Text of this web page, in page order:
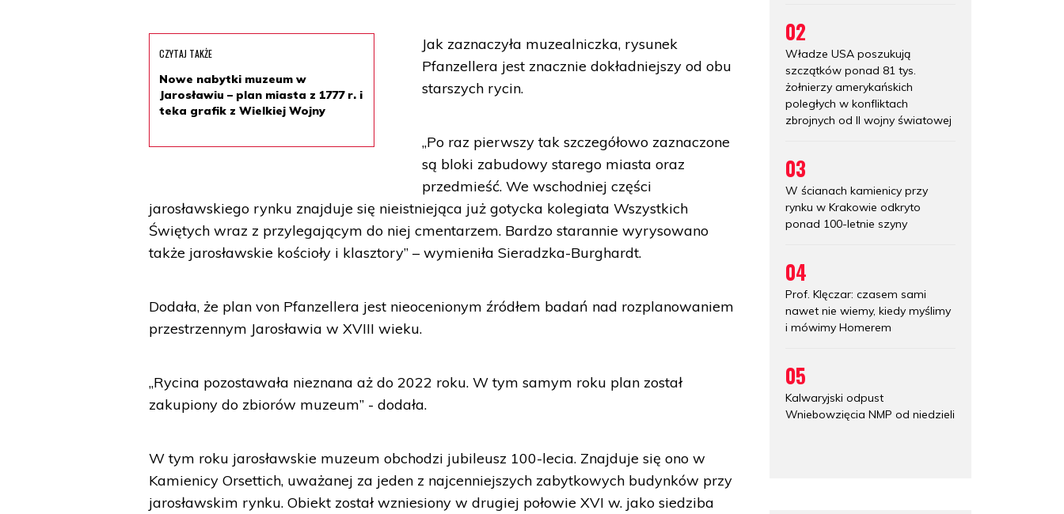
CZYTAJ TAKŻE
Nowe nabytki muzeum w
Jarosławiu – plan miasta z 1777 r. i
teka grafik z Wielkiej Wojny
Jak zaznaczyła muzealniczka, rysunek
Pfanzellera jest znacznie dokładniejszy od obu
starszych rycin.
„Po raz pierwszy tak szczegółowo zaznaczone
są bloki zabudowy starego miasta oraz
przedmieść. We wschodniej części
jarosławskiego rynku znajduje się nieistniejąca już gotycka kolegiata Wszystkich
Świętych wraz z przylegającym do niej cmentarzem. Bardzo starannie wyrysowano
także jarosławskie kościoły i klasztory” – wymieniła Sieradzka-Burghardt.
Dodała, że plan von Pfanzellera jest nieocenionym źródłem badań nad rozplanowaniem
przestrzennym Jarosławia w XVIII wieku.
„Rycina pozostawała nieznana aż do 2022 roku. W tym samym roku plan został
zakupiony do zbiorów muzeum” - dodała.
W tym roku jarosławskie muzeum obchodzi jubileusz 100-lecia. Znajduje się ono w
Kamienicy Orsettich, uważanej za jeden z najcenniejszych zabytkowych budynków przy
jarosławskim rynku. Obiekt został wzniesiony w drugiej połowie XVI w. jako siedziba
02
Władze USA poszukują
szczątków ponad 81 tys.
żołnierzy amerykańskich
poległych w konfliktach
zbrojnych od II wojny światowej
03
W ścianach kamienicy przy
rynku w Krakowie odkryto
ponad 100-letnie szyny
04
Prof. Klęczar: czasem sami
nawet nie wiemy, kiedy myślimy
i mówimy Homerem
05
Kalwaryjski odpust
Wniebowzięcia NMP od niedzieli